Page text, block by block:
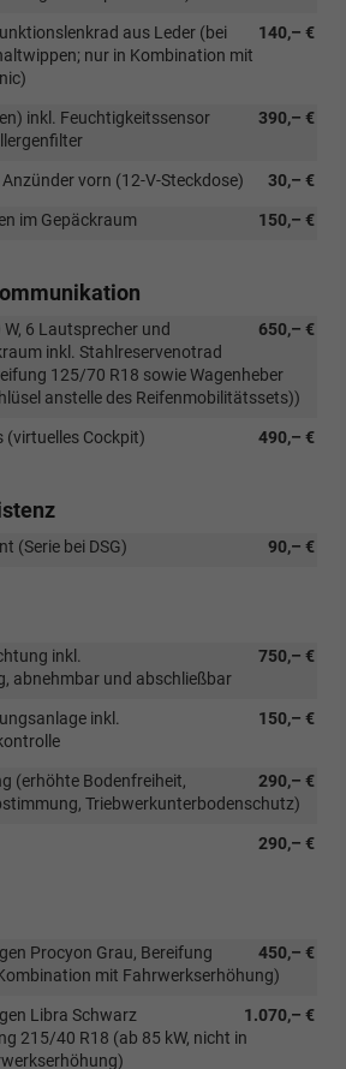
140,– €
aus Leder (bei
nur in Kombination mit
390,– €
inkl. Feuchtigkeitssensor
30,– €
vorn (12-V-Steckdose)
150,– €
im Gepäckraum
650,– €
6 Lautsprecher und
inkl. Stahlreservenotrad
125/70 R18 sowie Wagenheber
anstelle des Reifenmobilitätssets))
490,– €
(virtuelles Cockpit)
90,– €
(Serie bei DSG)
750,– €
inkl.
abnehmbar und abschließbar
150,– €
inkl.
290,– €
(erhöhte Bodenfreiheit,
Triebwerkunterbodenschutz)
290,– €
450,– €
Procyon Grau, Bereifung
mit Fahrwerkserhöhung)
1.070,– €
Libra Schwarz
215/40 R18 (ab 85 kW, nicht in